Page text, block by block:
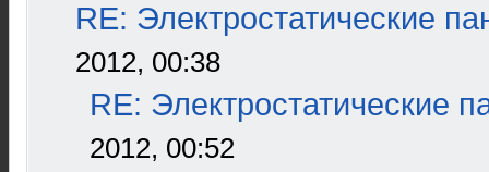
RE: Электростатические
2012, 00:38
RE: Электростатические
2012, 00:52